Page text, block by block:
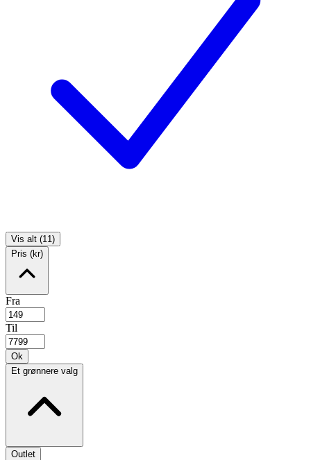
Vis alt (11)
Pris (kr)
Fra
Til
Ok
Et grønnere valg
Outlet